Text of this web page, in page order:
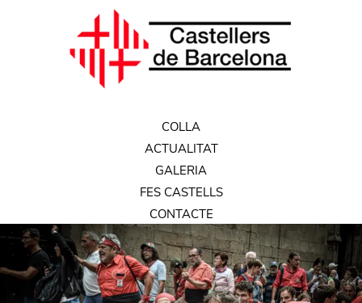
COLLA
ACTUALITAT
GALERIA
FES CASTELLS
CONTACTE